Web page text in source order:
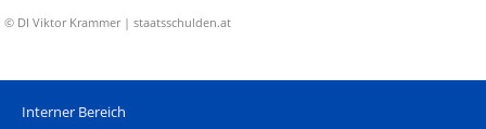
© DI Viktor Krammer | staatsschulden.at
Interner Bereich